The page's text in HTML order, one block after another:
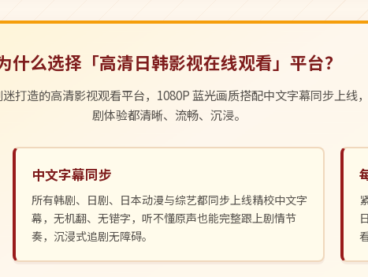
什么选择「高清日韩影视在线观看」平台？
打造的高清影视观看平台，1080P 蓝光画质搭配中文字幕同步上线
剧体验都清晰、流畅、沉浸。
中文字幕同步
所有韩剧、日剧、日本动漫与综艺都同步上线精校中文字
幕，无机翻、无错字，听不懂原声也能完整跟上剧情节
奏，沉浸式追剧无障碍。